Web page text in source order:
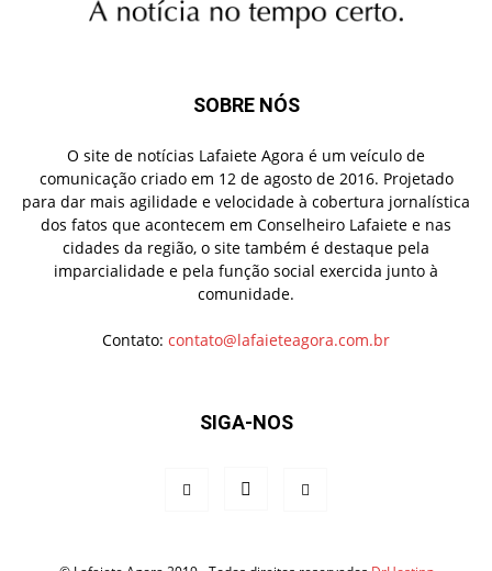
SOBRE NÓS
O site de notícias Lafaiete Agora é um veículo de
comunicação criado em 12 de agosto de 2016. Projetado
para dar mais agilidade e velocidade à cobertura jornalística
dos fatos que acontecem em Conselheiro Lafaiete e nas
cidades da região, o site também é destaque pela
imparcialidade e pela função social exercida junto à
comunidade.
Contato: contato@lafaieteagora.com.br
SIGA-NOS